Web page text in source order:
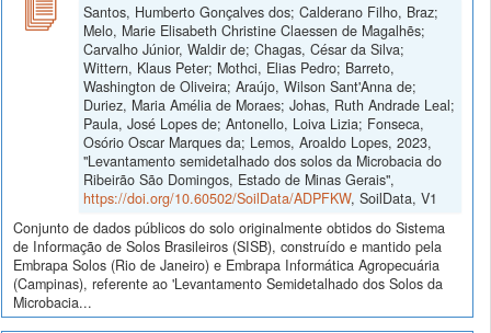
Santos, Humberto Gonçalves dos; Calderano Filho, Braz;
Melo, Marie Elisabeth Christine Claessen de Magalhẽs;
Carvalho Júnior, Waldir de; Chagas, César da Silva;
Wittern, Klaus Peter; Mothci, Elias Pedro; Barreto,
Washington de Oliveira; Araújo, Wilson Sant'Anna de;
Duriez, Maria Amélia de Moraes; Johas, Ruth Andrade Leal;
Paula, José Lopes de; Antonello, Loiva Lizia; Fonseca,
Osório Oscar Marques da; Lemos, Aroaldo Lopes, 2023,
"Levantamento semidetalhado dos solos da Microbacia do
Ribeirão São Domingos, Estado de Minas Gerais",
https://doi.org/10.60502/SoilData/ADPFKW, SoilData, V1
Conjunto de dados públicos do solo originalmente obtidos do Sistema
de Informação de Solos Brasileiros (SISB), construído e mantido pela
Embrapa Solos (Rio de Janeiro) e Embrapa Informática Agropecuária
(Campinas), referente ao 'Levantamento Semidetalhado dos Solos da
Microbacia...